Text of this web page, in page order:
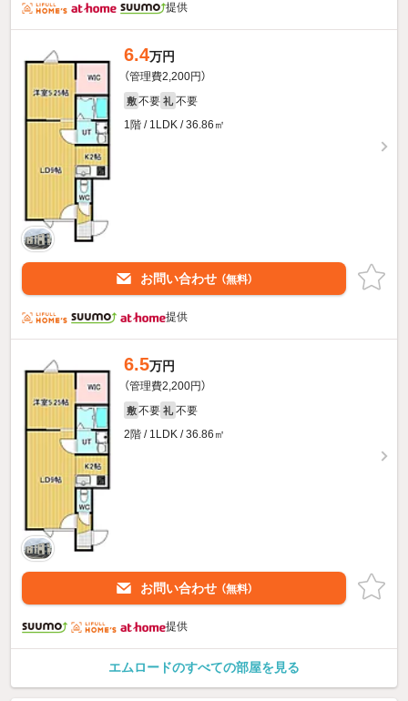
提供
6.4万円
（管理費2,200円）
敷 不要 礼 不要
1階 / 1LDK / 36.86㎡
お問い合わせ （無料）
提供
6.5万円
（管理費2,200円）
敷 不要 礼 不要
2階 / 1LDK / 36.86㎡
お問い合わせ （無料）
提供
エムロードのすべての部屋を見る